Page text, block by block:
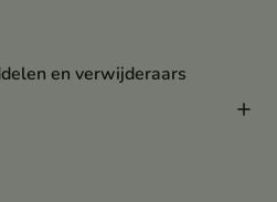
en verwijderaars